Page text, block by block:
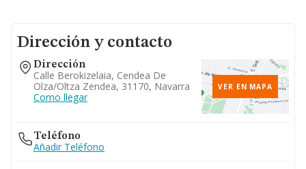
Dirección y contacto
Dirección
Calle Berokizelaia, Cendea De
Olza/oltza Zendea, 31170, Navarra
Como llegar
VER EN MAPA
Teléfono
Añadir Teléfono